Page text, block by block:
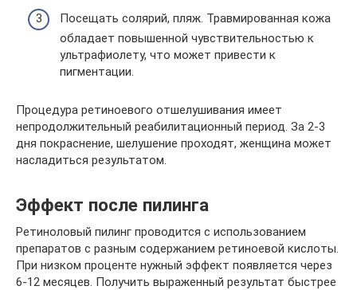
Посещать солярий, пляж. Травмированная кожа
обладает повышенной чувствительностью к
ультрафиолету, что может привести к
пигментации.
Процедура ретиноевого отшелушивания имеет
непродолжительный реабилитационный период. За 2-3
дня покраснение, шелушение проходят, женщина может
насладиться результатом.
Эффект после пилинга
Ретиноловый пилинг проводится с использованием
препаратов с разным содержанием ретиноевой кислоты.
При низком проценте нужный эффект появляется через
6-12 месяцев. Получить выраженный результат быстрее